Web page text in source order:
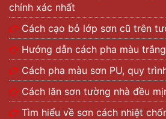
chính xác nhất
Cách cạo bỏ lớp sơn cũ trên
Hướng dẫn cách pha màu
Cách pha màu sơn PU, quy
Cách lăn sơn tường nhà đều
Tìm hiểu về sơn cách nhiệt